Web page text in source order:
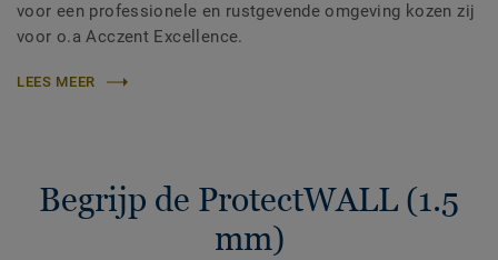
voor een professionele en rustgevende omgeving kozen zij
voor o.a Acczent Excellence.
LEES MEER
Begrijp de ProtectWALL (1.5
mm)